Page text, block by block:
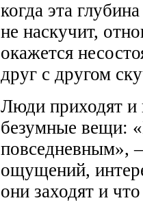
когда эта
не наскучит,
окажется
друг с другом
Люди приходят и
безумные вещи:
повседневным»,
ощущений,
они заходят и